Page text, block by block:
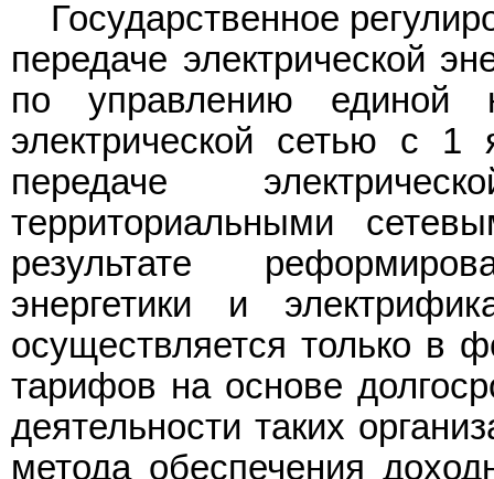
Государственное
передаче электрической
по управлению единой
электрической сетью с
передаче
территориальными
результате
энергетики и
осуществляется только в
тарифов на основе
деятельности таких
метода обеспечения